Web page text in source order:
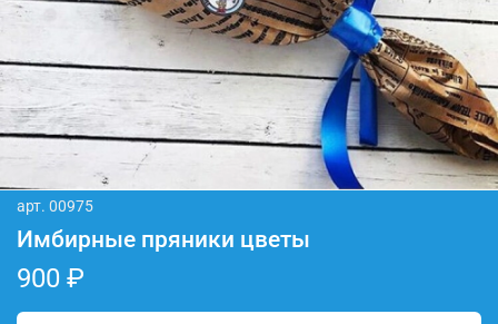
арт. 00975
Имбирные пряники цветы
900 ₽